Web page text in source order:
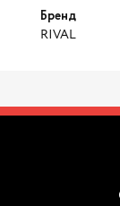
Бренд
RIVAL